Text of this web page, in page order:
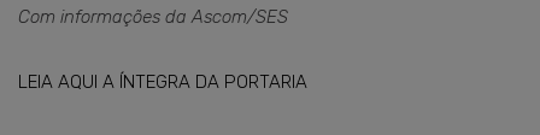
Com informações da Ascom/SES
LEIA AQUI A ÍNTEGRA DA PORTARIA